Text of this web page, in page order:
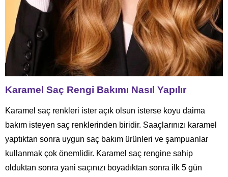
Karamel Saç Rengi Bakımı Nasıl Yapılır
Karamel saç renkleri ister açık olsun isterse koyu daima
bakım isteyen saç renklerinden biridir. Saaçlarınızı karamel
yaptıktan sonra uygun saç bakım ürünleri ve şampuanlar
kullanmak çok önemlidir. Karamel saç rengine sahip
olduktan sonra yani saçınızı boyadıktan sonra ilk 5 gün